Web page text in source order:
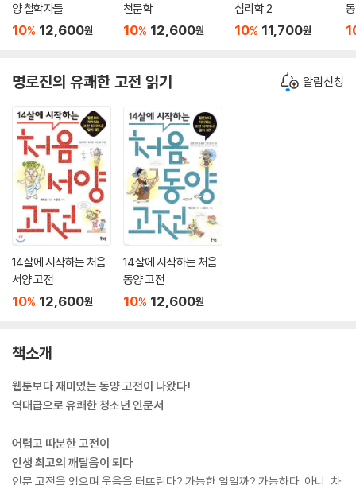
양 철학자들
10% 12,600원
천문학
10% 12,600원
심리학 2
10% 11,700원
명로진의 유쾌한 고전 읽기 알림신청
14살에 시작하는 처음
서양 고전
10% 12,600원
14살에 시작하는 처음
동양 고전
10% 12,600원
책소개
웹툰보다 재미있는 동양 고전이 나왔다!
역대급으로 유쾌한 청소년 인문서
어렵고 따분한 고전이
인생 최고의 깨달음이 되다
인문 고전을 읽으며 웃음을 터뜨린다? 가능한 일일까? 가능하다. 아니, 차